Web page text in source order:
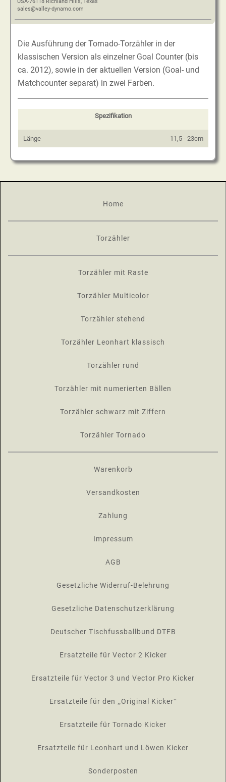
Die Ausführung der Tornado-Torzähler in der
klassischen Version als einzelner Goal Counter (bis
ca. 2012), sowie in der aktuellen Version (Goal- und
Matchcounter separat) in zwei Farben.
Spezifikation
Länge 11,5 - 23cm
USA-76118 Richland Hills, Texas
sales@valley-dynamo.com
Home
Torzähler
Torzähler mit Raste
Torzähler Multicolor
Torzähler stehend
Torzähler Leonhart klassisch
Torzähler rund
Torzähler mit numerierten Bällen
Torzähler schwarz mit Ziffern
Torzähler Tornado
Warenkorb
Versandkosten
Zahlung
Impressum
AGB
Gesetzliche Widerruf-Belehrung
Gesetzliche Datenschutzerklärung
Deutscher Tischfussballbund DTFB
Ersatzteile für Vector 2 Kicker
Ersatzteile für Vector 3 und Vector Pro Kicker
Ersatzteile für den „Original Kicker“
Ersatzteile für Tornado Kicker
Ersatzteile für Leonhart und Löwen Kicker
Sonderposten